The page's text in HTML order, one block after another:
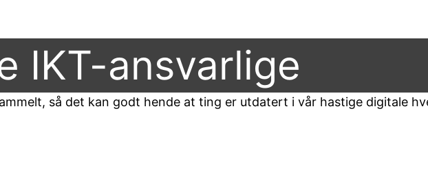
IKT-ansvarlige
så det kan godt hende at ting er utdatert i vår hastige digitale